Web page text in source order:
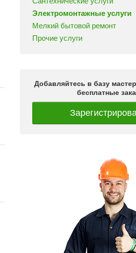
Электромонтажные услуги
Мелкий бытовой ремонт
Прочие услуги
Добавляйтесь в базу
бесплатные